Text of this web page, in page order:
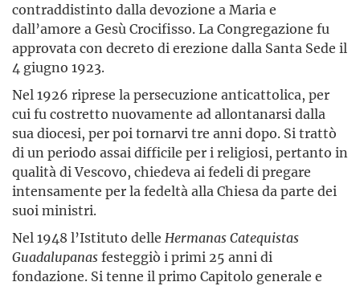
contraddistinto dalla devozione a Maria e
dall’amore a Gesù Crocifisso. La Congregazione fu
approvata con decreto di erezione dalla Santa Sede il
4 giugno 1923.
Nel 1926 riprese la persecuzione anticattolica, per
cui fu costretto nuovamente ad allontanarsi dalla
sua diocesi, per poi tornarvi tre anni dopo. Si trattò
di un periodo assai difficile per i religiosi, pertanto in
qualità di Vescovo, chiedeva ai fedeli di pregare
intensamente per la fedeltà alla Chiesa da parte dei
suoi ministri.
Nel 1948 l’Istituto delle HermanasCatequistas
Guadalupanasfesteggiò i primi 25 anni di
fondazione. Si tenne il primo Capitolo generale e